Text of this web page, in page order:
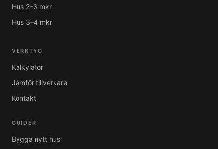
Hus 2–3 mkr
Hus 3–4 mkr
VERKTYG
Kalkylator
Jämför tillverkare
Kontakt
GUIDER
Bygga nytt hus